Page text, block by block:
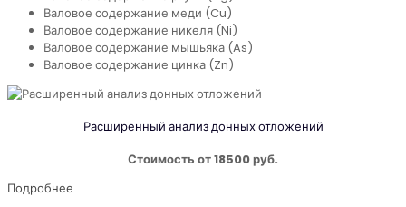
Валовое содержание меди (Cu)
Валовое содержание никеля (Ni)
Валовое содержание мышьяка (As)
Валовое содержание цинка (Zn)
Расширенный анализ донных отложений
Стоимость от 18500 руб.
Подробнее